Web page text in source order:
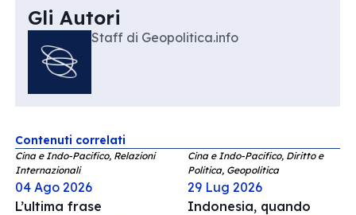
Gli Autori
Staff di Geopolitica.info
Contenuti correlati
Cina e Indo-Pacifico, Relazioni
Internazionali
04 Ago 2026
L’ultima frase
Cina e Indo-Pacifico, Diritto e
Politica, Geopolitica
29 Lug 2026
Indonesia, quando